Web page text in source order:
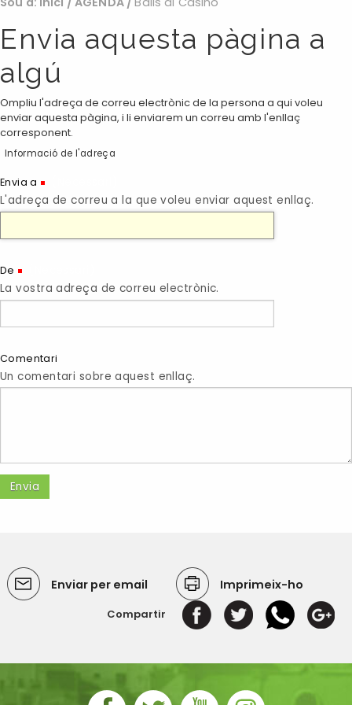
Envia aquesta pàgina a
algú
Ompliu l'adreça de correu electrònic de la persona a qui voleu
enviar aquesta pàgina, i li enviarem un correu amb l'enllaç
corresponent.
Informació de l'adreça
Envia a
L'adreça de correu a la que voleu enviar aquest enllaç.
De
La vostra adreça de correu electrònic.
Comentari
Un comentari sobre aquest enllaç.
Enviar per email Imprimeix-ho
Compartir